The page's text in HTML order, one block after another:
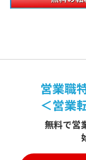
営業職
＜営業
無料で営